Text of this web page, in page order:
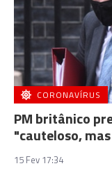
CORONAVÍRUS
PM britânico
"cauteloso,
15 Fev 17:34